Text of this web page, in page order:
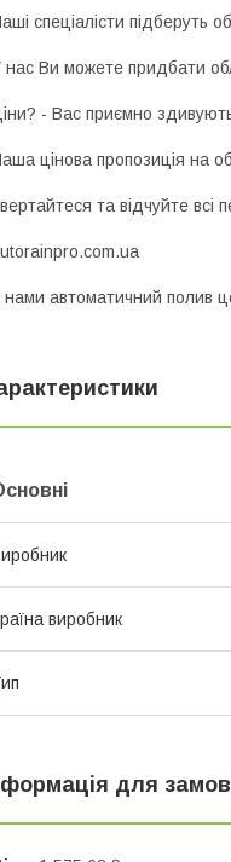
спеціалісти підберуть
наc Ви можете придбати
- Вас приємно
цінова пропозиція на
та відчуйте всі
нами автоматичний полив
виробник
для